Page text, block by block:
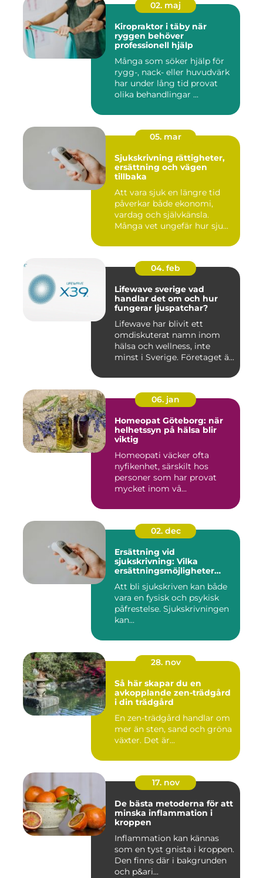
02. maj
Kiropraktor i täby när
ryggen behöver
professionell hjälp
Många som söker hjälp för
rygg-, nack- eller huvudvärk
har under lång tid provat
olika behandlingar ...
05. mar
Sjukskrivning rättigheter,
ersättning och vägen
tillbaka
Att vara sjuk en längre tid
påverkar både ekonomi,
vardag och självkänsla.
Många vet ungefär hur sju...
04. feb
Lifewave sverige vad
handlar det om och hur
fungerar ljuspatchar?
Lifewave har blivit ett
omdiskuterat namn inom
hälsa och wellness, inte
minst i Sverige. Företaget ä...
06. jan
Homeopat Göteborg: när
helhetssyn på hälsa blir
viktig
Homeopati väcker ofta
nyfikenhet, särskilt hos
personer som har provat
mycket inom vå...
02. dec
Ersättning vid
sjukskrivning: Vilka
ersättningsmöjligheter
Att bli sjukskriven kan både
vara en fysisk och psykisk
påfrestelse. Sjukskrivningen
kan...
28. nov
Så här skapar du en
avkopplande zen-trädgård
i din trädgård
En zen-trädgård handlar om
mer än sten, sand och gröna
växter. Det är...
17. nov
De bästa metoderna för att
minska inflammation i
kroppen
Inflammation kan kännas
som en tyst gnista i kroppen.
Den finns där i bakgrunden
och p&ari...